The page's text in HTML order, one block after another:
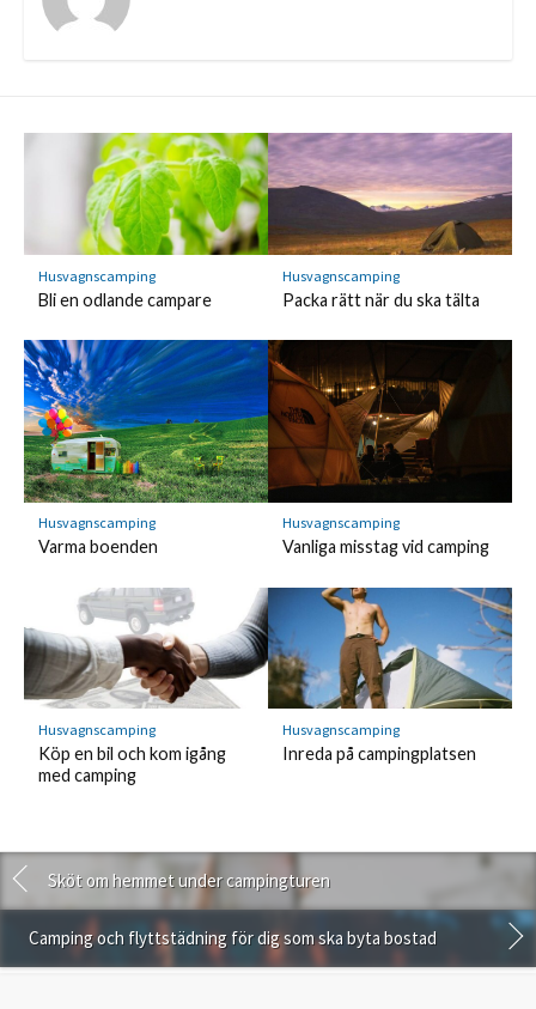
Husvagnscamping
Bli en odlande campare
Husvagnscamping
Packa rätt när du ska tälta
Husvagnscamping
Varma boenden
Husvagnscamping
Vanliga misstag vid camping
Husvagnscamping
Köp en bil och kom igång
med camping
Husvagnscamping
Inreda på campingplatsen
Sköt om hemmet under campingturen
Camping och flyttstädning för dig som ska byta bostad